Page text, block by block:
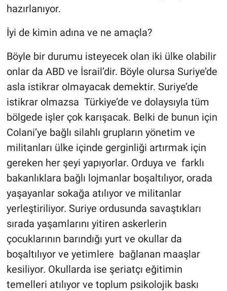
hazırlanıyor.
İyi de kimin adına ve ne amaçla?
Böyle bir durumu isteyecek olan iki ülke olabilir
onlar da ABD ve İsrail’dir. Böyle olursa Suriye’de
asla istikrar olmayacak demektir. Suriye’de
istikrar olmazsa Türkiye’de ve dolaysıyla tüm
bölgede işler çok karışacak. Belki de bunun için
Colani’ye bağlı silahlı grupların yönetim ve
militanları ülke içinde gerginliği artırmak için
gereken her şeyi yapıyorlar. Orduya ve farklı
bakanlıklara bağlı lojmanlar boşaltılıyor, orada
yaşayanlar sokağa atılıyor ve militanlar
yerleştiriliyor. Suriye ordusunda savaştıkları
sırada yaşamlarını yitiren askerlerin
çocuklarının barındığı yurt ve okullar da
boşaltılıyor ve yetimlere bağlanan maaşlar
kesiliyor. Okullarda ise şeriatçı eğitimin
temelleri atılıyor ve toplum psikolojik baskı
Yerel Yaşam